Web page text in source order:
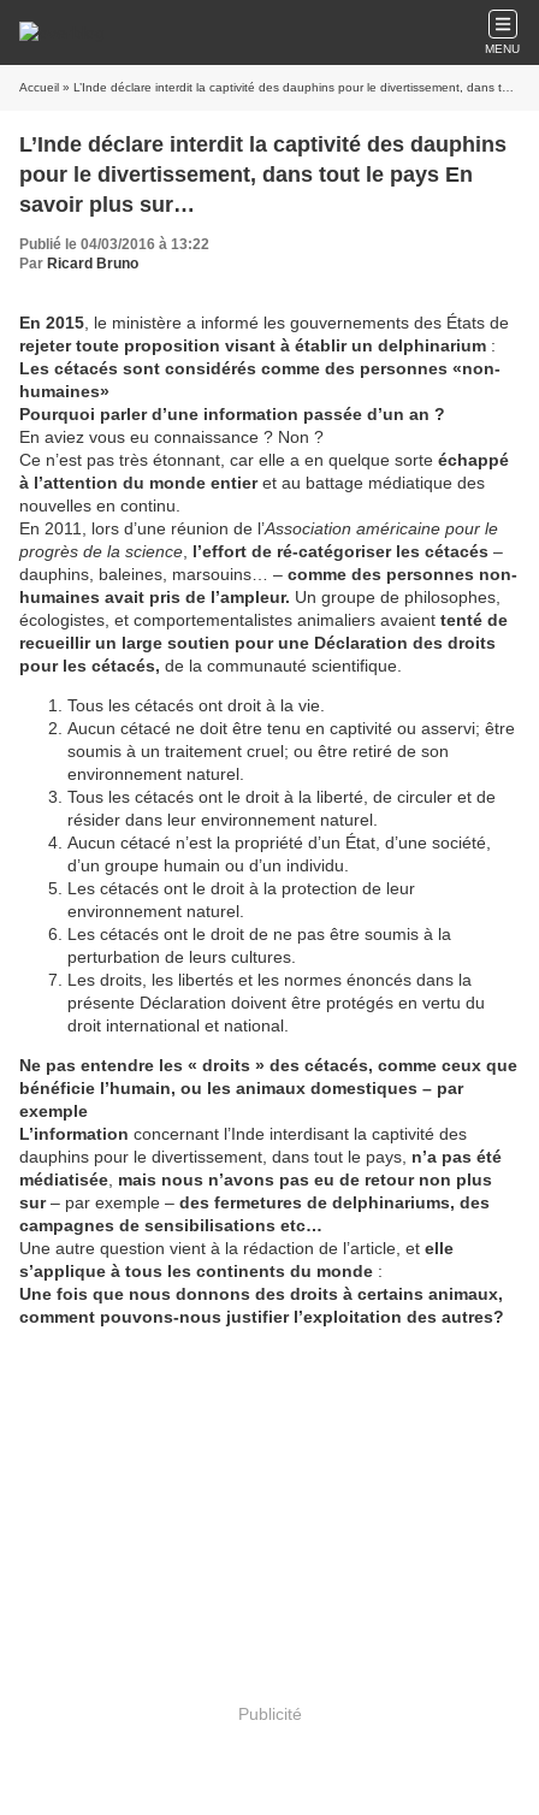
MENU
Accueil » L’Inde déclare interdit la captivité des dauphins pour le divertissement, dans tout le pays En savoir plus sur http://www.stopauxmassacresanimaliers.fr/linde-declare-interdit-captivite-dauphins-divertissement-pays/#D5hX131UGrSlGzu3.99
L’Inde déclare interdit la captivité des dauphins
pour le divertissement, dans tout le pays En
savoir plus sur
http://www.stopauxmassacresanimaliers.fr/linde
-declare-interdit-captivite-dauphins-
Publié le 04/03/2016 à 13:22
Par Ricard Bruno
En 2015 , le ministère a informé les gouvernements des États de
rejeter toute proposition visant à établir un delphinarium :
Les cétacés sont considérés comme des personnes «non-
humaines»
Pourquoi parler d’une information passée d’un an ?
En aviez vous eu connaissance ? Non ?
Ce n’est pas très étonnant, car elle a en quelque sorte échappé
à l’attention du monde entieret au battage médiatique des
nouvelles en continu.
En 2011, lors d’une réunion de l’Association américaine pour le
progrès de la science l’effort de ré-catégoriser les cétacés –
dauphins, baleines, marsouins… – comme des personnes non-
humaines avait pris de l’ampleur. Un groupe de philosophes,
écologistes, et comportementalistes animaliers avaient tenté de
recueillir un large soutien pour une Déclaration des droits
pour les cétacés, de la communauté scientifique.
Tous les cétacés ont droit à la vie.
Aucun cétacé ne doit être tenu en captivité ou asservi; être
soumis à un traitement cruel; ou être retiré de son
environnement naturel.
Tous les cétacés ont le droit à la liberté, de circuler et de
résider dans leur environnement naturel.
Aucun cétacé n’est la propriété d’un État, d’une société,
d’un groupe humain ou d’un individu.
Les cétacés ont le droit à la protection de leur
environnement naturel.
Les cétacés ont le droit de ne pas être soumis à la
perturbation de leurs cultures.
Les droits, les libertés et les normes énoncés dans la
présente Déclaration doivent être protégés en vertu du
droit international et national.
Ne pas entendre les « droits » des cétacés, comme ceux que
bénéficie l’humain, ou les animaux domestiques – par
exemple
L’information concernant l’Inde interdisant la captivité des
dauphins pour le divertissement, dans tout le pays, n’a pas été
médiatisée mais nous n’avons pas eu de retour non plus
sur– par exemple – des fermetures de delphinariums, des
campagnes de sensibilisations etc…
Une autre question vient à la rédaction de l’article, et elle
s’applique à tous les continents du monde :
Une fois que nous donnons des droits à certains animaux,
comment pouvons-nous justifier l’exploitation des autres?
Publicité